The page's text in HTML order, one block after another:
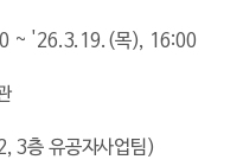
~ '26.3.19.(목), 16:00
3층 유공자사업팀)